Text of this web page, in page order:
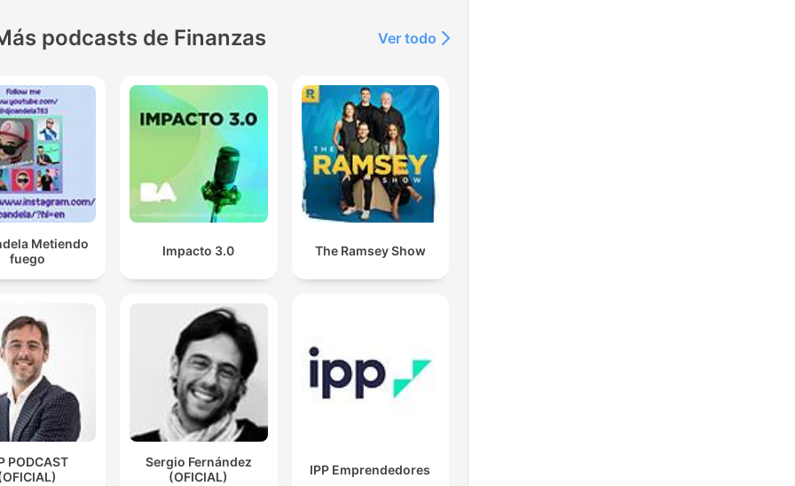
podcasts de Finanzas Ver todo
Metiendo
fuego
Impacto 3.0 The Ramsey Show
PODCAST
Sergio Fernández
(OFICIAL)
IPP Emprendedores